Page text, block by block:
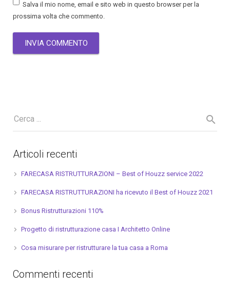
Salva il mio nome, email e sito web in questo browser per la
prossima volta che commento.
Articoli recenti
FARECASA RISTRUTTURAZIONI – Best of Houzz service 2022
FARECASA RISTRUTTURAZIONI ha ricevuto il Best of Houzz 2021
Bonus Ristrutturazioni 110%
Progetto di ristrutturazione casa I Architetto Online
Cosa misurare per ristrutturare la tua casa a Roma
Commenti recenti